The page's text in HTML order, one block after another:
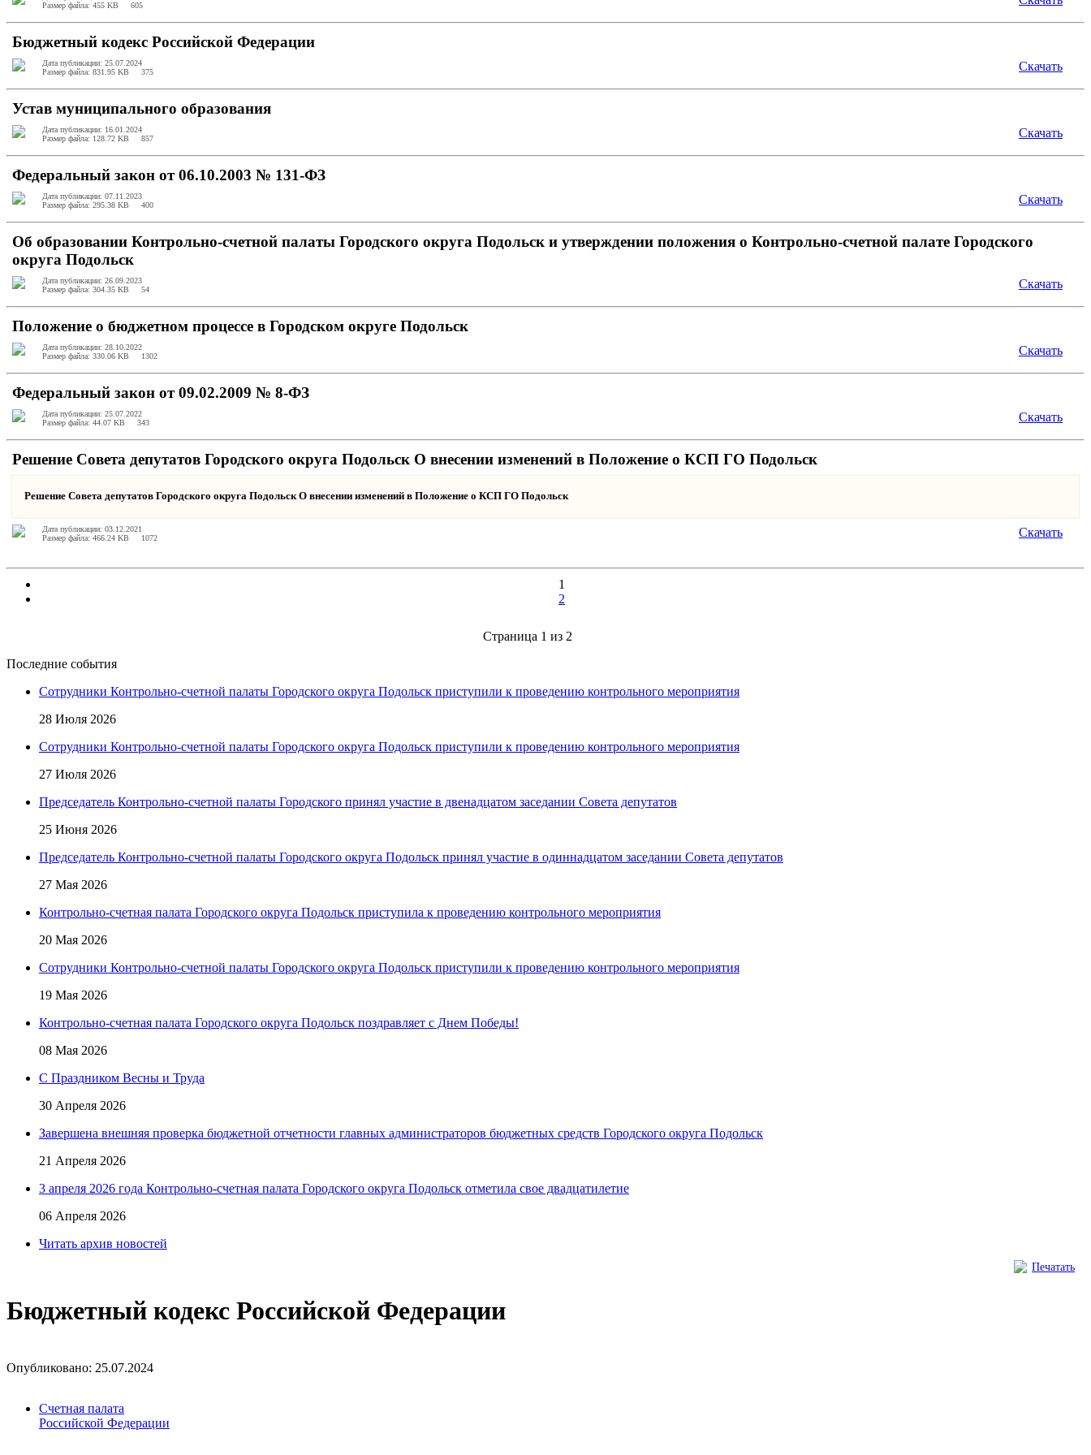
Размер файла: 455 KB
605
Бюджетный кодекс Российской Федерации
Дата публикации: 25.07.2024
Размер файла: 831.95 KB
375 Скачать
Устав муниципального образования
Дата публикации: 16.01.2024
Размер файла: 128.72 KB
857 Скачать
Федеральный закон от 06.10.2003 № 131-ФЗ
Дата публикации: 07.11.2023
Размер файла: 295.38 KB
400 Скачать
Об образовании Контрольно-счетной палаты Городского округа Подольск и утверждении положения о Контрольно-счетной палате Городского
округа Подольск
Дата публикации: 26.09.2023
Размер файла: 304.35 KB
54 Скачать
Положение о бюджетном процессе в Городском округе Подольск
Дата публикации: 28.10.2022
Размер файла: 330.06 KB
1302 Скачать
Федеральный закон от 09.02.2009 № 8-ФЗ
Дата публикации: 25.07.2022
Размер файла: 44.07 KB
343 Скачать
Решение Совета депутатов Городского округа Подольск О внесении изменений в Положение о КСП ГО Подольск
Решение Совета депутатов Городского округа Подольск О внесении изменений в Положение о КСП ГО Подольск
Дата публикации: 03.12.2021
Размер файла: 466.24 KB
1072 Скачать
1
2
Страница 1 из 2
Последние события
Сотрудники Контрольно-счетной палаты Городского округа Подольск приступили к проведению контрольного мероприятия
28 Июля 2026
Сотрудники Контрольно-счетной палаты Городского округа Подольск приступили к проведению контрольного мероприятия
27 Июля 2026
Председатель Контрольно-счетной палаты Городского принял участие в двенадцатом заседании Совета депутатов
25 Июня 2026
Председатель Контрольно-счетной палаты Городского округа Подольск принял участие в одиннадцатом заседании Совета депутатов
27 Мая 2026
Контрольно-счетная палата Городского округа Подольск приступила к проведению контрольного мероприятия
20 Мая 2026
Сотрудники Контрольно-счетной палаты Городского округа Подольск приступили к проведению контрольного мероприятия
19 Мая 2026
Контрольно-счетная палата Городского округа Подольск поздравляет с Днем Победы!
08 Мая 2026
C Праздником Весны и Труда
30 Апреля 2026
Завершена внешняя проверка бюджетной отчетности главных администраторов бюджетных средств Городского округа Подольск
21 Апреля 2026
3 апреля 2026 года Контрольно-счетная палата Городского округа Подольск отметила свое двадцатилетие
06 Апреля 2026
Читать архив новостей
Печатать
Бюджетный кодекс Российской Федерации
Опубликовано: 25.07.2024
Счетная палата
Российской Федерации